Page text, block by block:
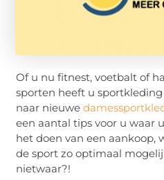
Of u nu fitnest, voetbalt of
sporten heeft u
naar nieuwe
een aantal tips voor u waar
het doen van een
de sport zo optimaal
nietwaar?!